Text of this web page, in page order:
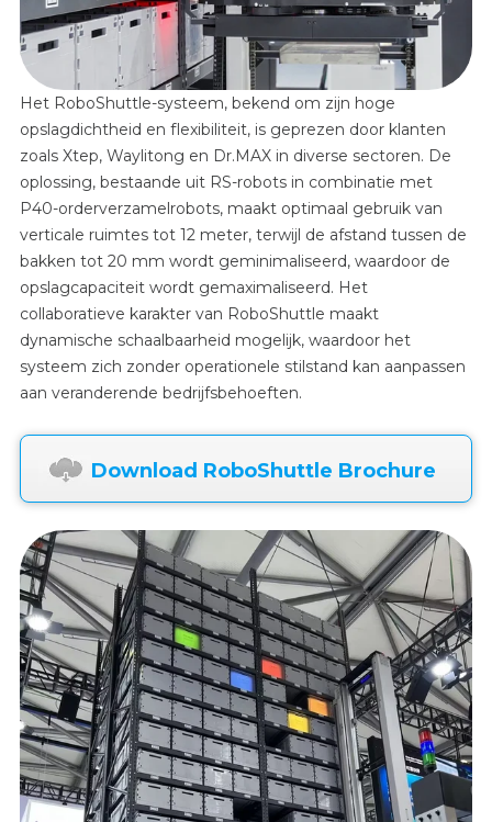
Het RoboShuttle-systeem, bekend om zijn hoge
opslagdichtheid en flexibiliteit, is geprezen door klanten
zoals Xtep, Waylitong en Dr.MAX in diverse sectoren. De
oplossing, bestaande uit RS-robots in combinatie met
P40-orderverzamelrobots, maakt optimaal gebruik van
verticale ruimtes tot 12 meter, terwijl de afstand tussen de
bakken tot 20 mm wordt geminimaliseerd, waardoor de
opslagcapaciteit wordt gemaximaliseerd. Het
collaboratieve karakter van RoboShuttle maakt
dynamische schaalbaarheid mogelijk, waardoor het
systeem zich zonder operationele stilstand kan aanpassen
aan veranderende bedrijfsbehoeften.
Download RoboShuttle Brochure